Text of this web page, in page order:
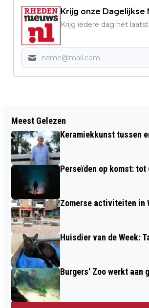
Krijg onze Dagelijkse
Krijg iedere dag het
GETUIGEN GEZOCHT:
WONINGINBRAAK
Meest Gelezen
Keramiekkunst tussen
Perseïden op komst:
Zomerse activiteiten in
Huisdier van de Week:
Burgers' Zoo werkt aan